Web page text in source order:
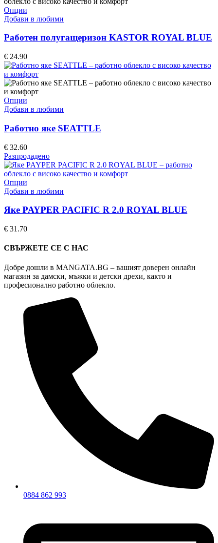
the
product
page
Опции
product
multiple
The
options
may
be
chosen
on
the
product
Добави в любими
Работен полугащеризон KASTOR ROYAL BLUE
€ 24.90
Опции
product
multiple
variants.
may
be
chosen
on
the
product
page
Добави в любими
Работно яке SEATTLE
€ 32.60
Разпродадено
Опции
product
multiple
The
may
be
on
the
product
Добави в любими
Яке PAYPER PACIFIC R 2.0 ROYAL BLUE
€ 31.70
СВЪРЖЕТЕ СЕ С НАС
Добре дошли в MANGATA.BG – вашият доверен онлайн
магазин за дамски, мъжки и детски дрехи, както и
професионално работно облекло.
0884 862 993